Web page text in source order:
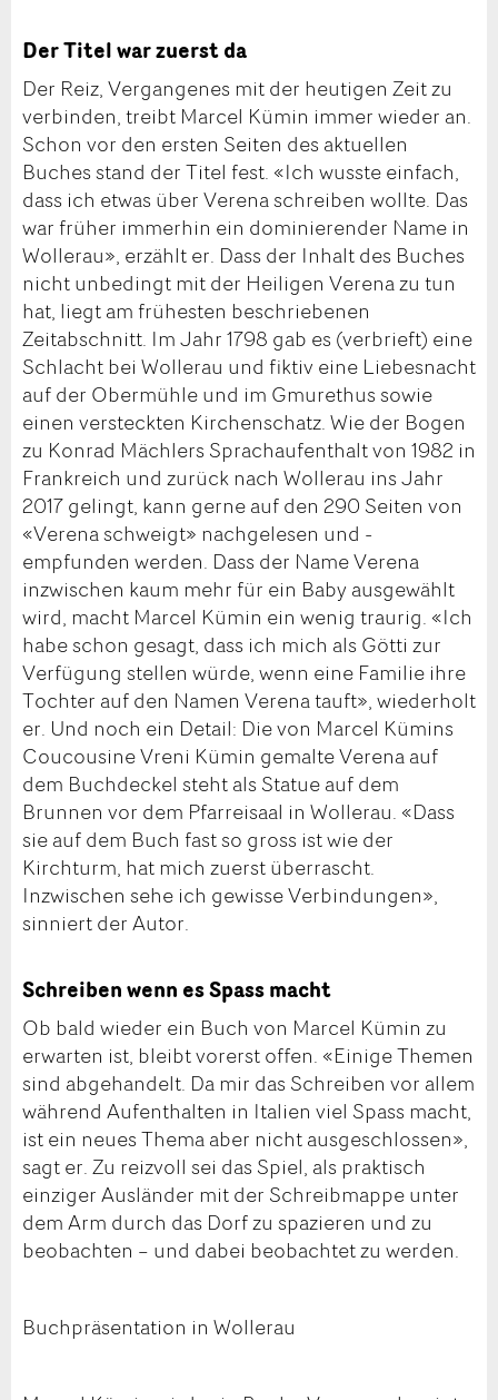
Der Titel war zuerst da
Der Reiz, Vergangenes mit der heutigen Zeit zu
verbinden, treibt Marcel Kümin immer wieder an.
Schon vor den ersten Seiten des aktuellen
Buches stand der Titel fest. «Ich wusste einfach,
dass ich etwas über Verena schreiben wollte. Das
war früher immerhin ein dominierender Name in
Wollerau», erzählt er. Dass der Inhalt des Buches
nicht unbedingt mit der Heiligen Verena zu tun
hat, liegt am frühesten beschriebenen
Zeitabschnitt. Im Jahr 1798 gab es (verbrieft) eine
Schlacht bei Wollerau und fiktiv eine Liebesnacht
auf der Obermühle und im Gmurethus sowie
einen versteckten Kirchenschatz. Wie der Bogen
zu Konrad Mächlers Sprachaufenthalt von 1982 in
Frankreich und zurück nach Wollerau ins Jahr
2017 gelingt, kann gerne auf den 290 Seiten von
«Verena schweigt» nachgelesen und -
empfunden werden. Dass der Name Verena
inzwischen kaum mehr für ein Baby ausgewählt
wird, macht Marcel Kümin ein wenig traurig. «Ich
habe schon gesagt, dass ich mich als Götti zur
Verfügung stellen würde, wenn eine Familie ihre
Tochter auf den Namen Verena tauft», wiederholt
er. Und noch ein Detail: Die von Marcel Kümins
Coucousine Vreni Kümin gemalte Verena auf
dem Buchdeckel steht als Statue auf dem
Brunnen vor dem Pfarreisaal in Wollerau. «Dass
sie auf dem Buch fast so gross ist wie der
Kirchturm, hat mich zuerst überrascht.
Inzwischen sehe ich gewisse Verbindungen»,
sinniert der Autor.
Schreiben wenn es Spass macht
Ob bald wieder ein Buch von Marcel Kümin zu
erwarten ist, bleibt vorerst offen. «Einige Themen
sind abgehandelt. Da mir das Schreiben vor allem
während Aufenthalten in Italien viel Spass macht,
ist ein neues Thema aber nicht ausgeschlossen»,
sagt er. Zu reizvoll sei das Spiel, als praktisch
einziger Ausländer mit der Schreibmappe unter
dem Arm durch das Dorf zu spazieren und zu
beobachten – und dabei beobachtet zu werden.
Buchpräsentation in Wollerau